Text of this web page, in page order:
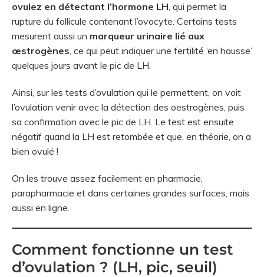
ovulez en détectant l’hormone LH, qui permet la
rupture du follicule contenant l’ovocyte. Certains tests
mesurent aussi un marqueur urinaire lié aux
œstrogènes, ce qui peut indiquer une fertilité ‘en hausse’
quelques jours avant le pic de LH.
Ainsi, sur les tests d’ovulation qui le permettent, on voit
l’ovulation venir avec la détection des oestrogènes, puis
sa confirmation avec le pic de LH. Le test est ensuite
négatif quand la LH est retombée et que, en théorie, on a
bien ovulé !
On les trouve assez facilement en pharmacie,
parapharmacie et dans certaines grandes surfaces, mais
aussi en ligne.
Comment fonctionne un test
d’ovulation ? (LH, pic, seuil)